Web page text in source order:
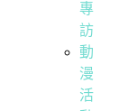
專
訪
動
漫
活